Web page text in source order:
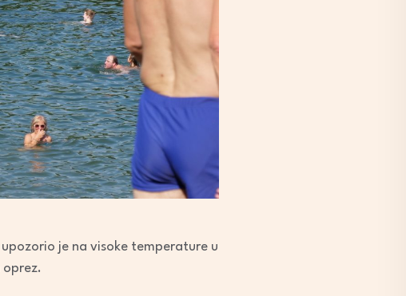
je na visoke temperature u